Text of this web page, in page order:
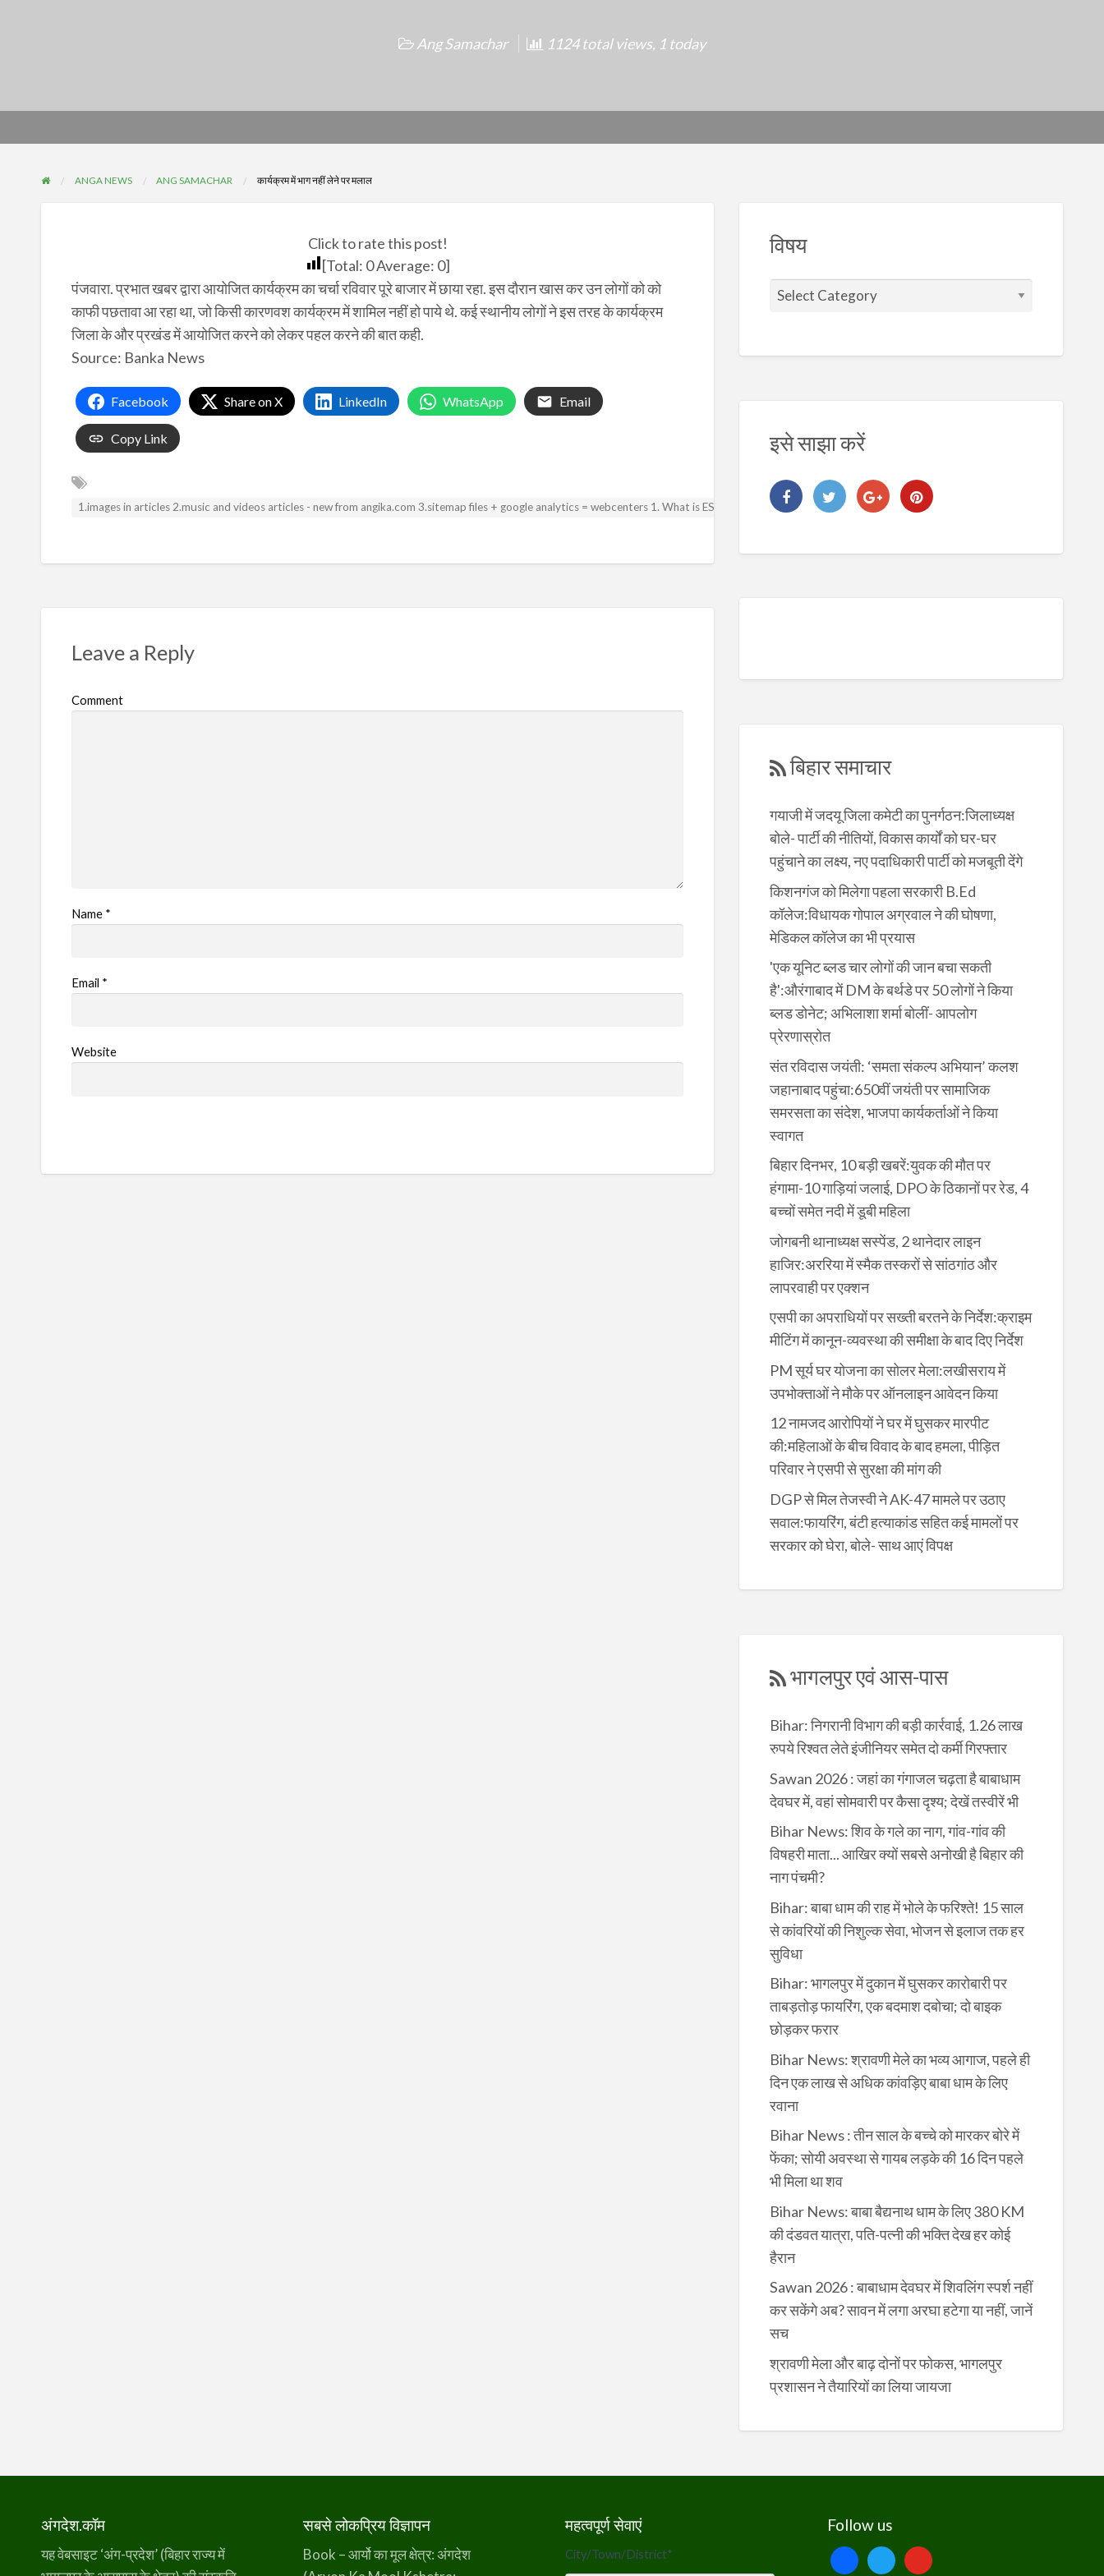
Ang Samachar 1124 total views, 1 today
ANGA NEWS ANG SAMACHAR कार्यक्रम में भाग नहीं लेने पर मलाल
Click to rate this post!
[Total: 0Average: 0]
पंजवारा. प्रभात खबर द्वारा आयोजित कार्यक्रम का चर्चा रविवार पूरे बाजार में छाया रहा. इस दौरान खास कर उन लोगों को को
काफी पछतावा आ रहा था, जो किसी कारणवश कार्यक्रम में शामिल नहीं हो पाये थे. कई स्थानीय लोगों ने इस तरह के कार्यक्रम
जिला के और प्रखंड में आयोजित करने को लेकर पहल करने की बात कही.
Source: Banka News
Facebook Share on X LinkedIn WhatsApp Email
Copy Link
1.images in articles 2.music and videos articles - new from angika.com 3.sitemap files + google analytics = webcenters 1. What is ESA? 2. Digital Address Lookup
Leave a Reply
Comment
Name *
Email *
Website
विषय
इसे साझा करें
बिहार समाचार
गयाजी में जदयू जिला कमेटी का पुनर्गठन:जिलाध्यक्ष
बोले- पार्टी की नीतियों, विकास कार्यों को घर-घर
पहुंचाने का लक्ष्य, नए पदाधिकारी पार्टी को मजबूती देंगे
किशनगंज को मिलेगा पहला सरकारी B.Ed
कॉलेज:विधायक गोपाल अग्रवाल ने की घोषणा,
मेडिकल कॉलेज का भी प्रयास
'एक यूनिट ब्लड चार लोगों की जान बचा सकती
है':औरंगाबाद में DM के बर्थडे पर 50 लोगों ने किया
ब्लड डोनेट; अभिलाशा शर्मा बोलीं- आपलोग
प्रेरणास्रोत
संत रविदास जयंती: ‘समता संकल्प अभियान’ कलश
जहानाबाद पहुंचा:650वीं जयंती पर सामाजिक
समरसता का संदेश, भाजपा कार्यकर्ताओं ने किया
स्वागत
बिहार दिनभर, 10 बड़ी खबरें:युवक की मौत पर
हंगामा-10 गाड़ियां जलाई, DPO के ठिकानों पर रेड, 4
बच्चों समेत नदी में डूबी महिला
जोगबनी थानाध्यक्ष सस्पेंड, 2 थानेदार लाइन
हाजिर:अररिया में स्मैक तस्करों से सांठगांठ और
लापरवाही पर एक्शन
एसपी का अपराधियों पर सख्ती बरतने के निर्देश:क्राइम
मीटिंग में कानून-व्यवस्था की समीक्षा के बाद दिए निर्देश
PM सूर्य घर योजना का सोलर मेला:लखीसराय में
उपभोक्ताओं ने मौके पर ऑनलाइन आवेदन किया
12 नामजद आरोपियों ने घर में घुसकर मारपीट
की:महिलाओं के बीच विवाद के बाद हमला, पीड़ित
परिवार ने एसपी से सुरक्षा की मांग की
DGP से मिल तेजस्वी ने AK-47 मामले पर उठाए
सवाल:फायरिंग, बंटी हत्याकांड सहित कई मामलों पर
सरकार को घेरा, बोले- साथ आएं विपक्ष
भागलपुर एवं आस-पास
Bihar: निगरानी विभाग की बड़ी कार्रवाई, 1.26 लाख
रुपये रिश्वत लेते इंजीनियर समेत दो कर्मी गिरफ्तार
Sawan 2026 : जहां का गंगाजल चढ़ता है बाबाधाम
देवघर में, वहां सोमवारी पर कैसा दृश्य; देखें तस्वीरें भी
Bihar News: शिव के गले का नाग, गांव-गांव की
विषहरी माता... आखिर क्यों सबसे अनोखी है बिहार की
नाग पंचमी?
Bihar: बाबा धाम की राह में भोले के फरिश्ते! 15 साल
से कांवरियों की निशुल्क सेवा, भोजन से इलाज तक हर
सुविधा
Bihar: भागलपुर में दुकान में घुसकर कारोबारी पर
ताबड़तोड़ फायरिंग, एक बदमाश दबोचा; दो बाइक
छोड़कर फरार
Bihar News: श्रावणी मेले का भव्य आगाज, पहले ही
दिन एक लाख से अधिक कांवड़िए बाबा धाम के लिए
रवाना
Bihar News : तीन साल के बच्चे को मारकर बोरे में
फेंका; सोयी अवस्था से गायब लड़के की 16 दिन पहले
भी मिला था शव
Bihar News: बाबा बैद्यनाथ धाम के लिए 380 KM
की दंडवत यात्रा, पति-पत्नी की भक्ति देख हर कोई
हैरान
Sawan 2026 : बाबाधाम देवघर में शिवलिंग स्पर्श नहीं
कर सकेंगे अब? सावन में लगा अरघा हटेगा या नहीं, जानें
सच
श्रावणी मेला और बाढ़ दोनों पर फोकस, भागलपुर
प्रशासन ने तैयारियों का लिया जायजा
अंगदेश.कॉम
यह वेबसाइट ‘अंग-प्रदेश’ (बिहार राज्य में
सबसे लोकप्रिय विज्ञापन
Book – आर्यो का मूल क्षेत्र: अंगदेश
महत्वपूर्ण सेवाएं
City/Town/District*
Follow us
facebooktwitteryoutube